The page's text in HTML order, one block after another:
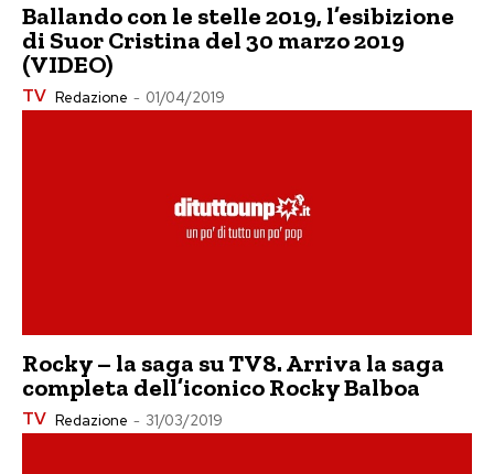
Ballando con le stelle 2019, l’esibizione
di Suor Cristina del 30 marzo 2019
(VIDEO)
TV Redazione - 01/04/2019
Rocky – la saga su TV8. Arriva la saga
completa dell’iconico Rocky Balboa
TV Redazione - 31/03/2019